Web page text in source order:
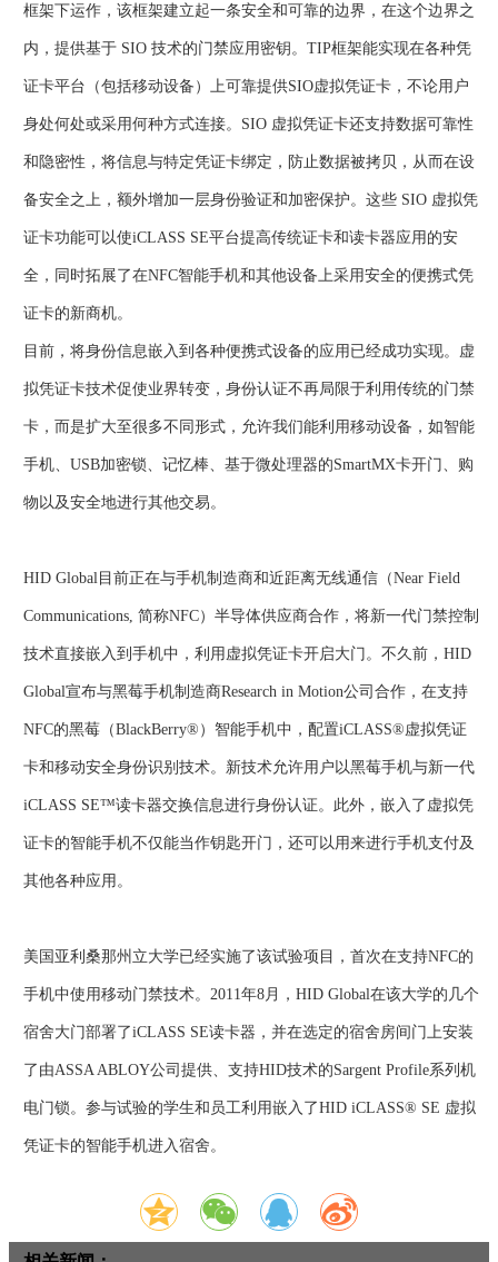
框架下运作，该框架建立起一条安全和可靠的边界，在这个边界之
内，提供基于 SIO 技术的门禁应用密钥。TIP框架能实现在各种凭
证卡平台（包括移动设备）上可靠提供SIO虚拟凭证卡，不论用户
身处何处或采用何种方式连接。SIO 虚拟凭证卡还支持数据可靠性
和隐密性，将信息与特定凭证卡绑定，防止数据被拷贝，从而在设
备安全之上，额外增加一层身份验证和加密保护。这些 SIO 虚拟凭
证卡功能可以使iCLASS SE平台提高传统证卡和读卡器应用的安
全，同时拓展了在NFC智能手机和其他设备上采用安全的便携式凭
证卡的新商机。
目前，将身份信息嵌入到各种便携式设备的应用已经成功实现。虚
拟凭证卡技术促使业界转变，身份认证不再局限于利用传统的门禁
卡，而是扩大至很多不同形式，允许我们能利用移动设备，如智能
手机、USB加密锁、记忆棒、基于微处理器的SmartMX卡开门、购
物以及安全地进行其他交易。
HID Global目前正在与手机制造商和近距离无线通信（Near Field
Communications, 简称NFC）半导体供应商合作，将新一代门禁控制
技术直接嵌入到手机中，利用虚拟凭证卡开启大门。不久前，HID
Global宣布与黑莓手机制造商Research in Motion公司合作，在支持
NFC的黑莓（BlackBerry®）智能手机中，配置iCLASS®虚拟凭证
卡和移动安全身份识别技术。新技术允许用户以黑莓手机与新一代
iCLASS SE™读卡器交换信息进行身份认证。此外，嵌入了虚拟凭
证卡的智能手机不仅能当作钥匙开门，还可以用来进行手机支付及
其他各种应用。
美国亚利桑那州立大学已经实施了该试验项目，首次在支持NFC的
手机中使用移动门禁技术。2011年8月，HID Global在该大学的几个
宿舍大门部署了iCLASS SE读卡器，并在选定的宿舍房间门上安装
了由ASSA ABLOY公司提供、支持HID技术的Sargent Profile系列机
电门锁。参与试验的学生和员工利用嵌入了HID iCLASS® SE 虚拟
凭证卡的智能手机进入宿舍。